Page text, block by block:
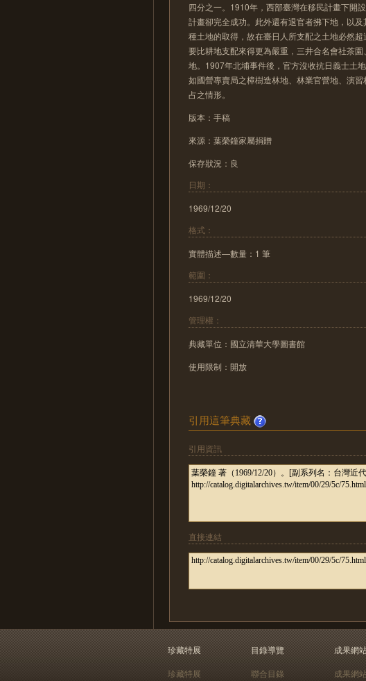
四分之一。1910年，西部臺灣在移民計畫下開
計畫卻完全成功。此外還有退官者拂下地，以
種土地的取得，故在臺日人所支配之土地必然
要比耕地支配來得更為嚴重，三井合名會社茶
地。1907年北埔事件後，官方沒收抗日義士土
如國營專賣局之樟樹造林地、林業官營地、演
占之情形。
版本：手稿
來源：葉榮鐘家屬捐贈
保存狀況：良
日期：
1969/12/20
格式：
實體描述—數量：1 筆
範圍：
1969/12/20
管理權：
典藏單位：國立清華大學圖書館
使用限制：開放
引用這筆典藏
引用資訊
直接連結
珍藏特展
珍藏特展
目錄導覽
聯合目錄
成果網
成果網